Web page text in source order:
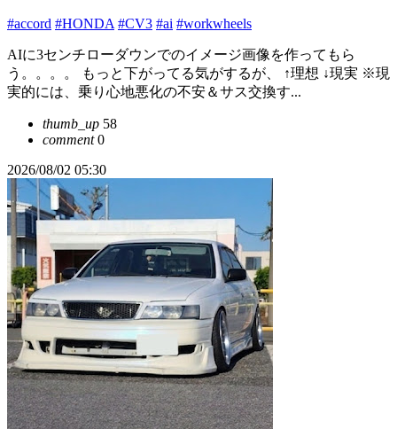
#accord #HONDA #CV3 #ai #workwheels
AIに3センチローダウンでのイメージ画像を作ってもら
う。。。。 もっと下がってる気がするが、 ↑理想 ↓現実 ※現
実的には、乗り心地悪化の不安＆サス交換す...
thumb_up 58
comment0
2026/08/02 05:30